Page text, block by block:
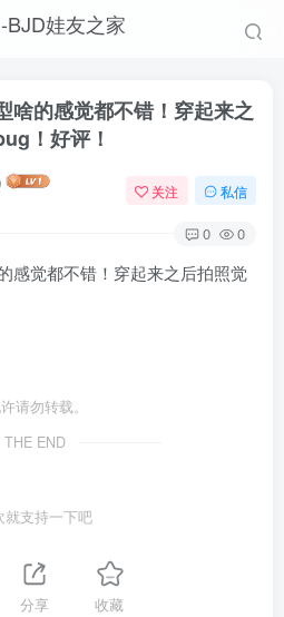
啥的感觉都不错！穿起来之
！好评！
关注 私信
0 0
感觉都不错！穿起来之后拍照觉
请勿转载。
THE END
就支持一下吧
分享 收藏